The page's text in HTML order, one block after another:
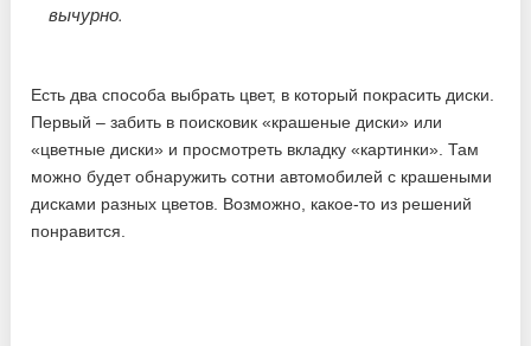
вычурно.
Есть два способа выбрать цвет, в который покрасить диски.
Первый – забить в поисковик «крашеные диски» или
«цветные диски» и просмотреть вкладку «картинки». Там
можно будет обнаружить сотни автомобилей с крашеными
дисками разных цветов. Возможно, какое-то из решений
понравится.